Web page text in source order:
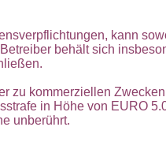
kann
behält sich
zu kommerziellen
in Höhe von EURO
unberührt.